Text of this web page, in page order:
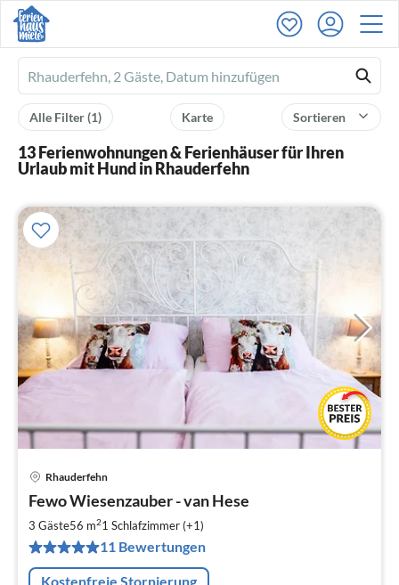
Ferienhausmiete
logo
Sortieren
Karte
Alle Filter(1)
13 Ferienwohnungen & Ferienhäuser für Ihren
Urlaub mit Hund in Rhauderfehn
Rhauderfehn
Fewo Wiesenzauber - van Hese
3 Gäste56 m21 Schlafzimmer (+1)
11 Bewertungen
Kostenfreie Stornierung